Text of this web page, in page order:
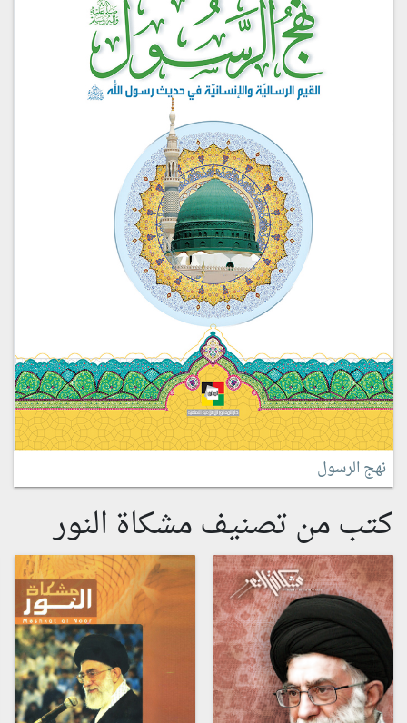
نهج الرسول
كتب من تصنيف مشكاة النور